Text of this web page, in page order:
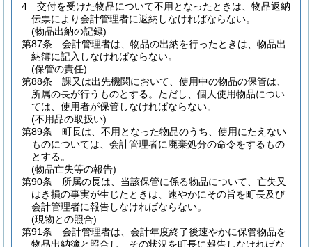
4
交付を受けた物品について不用となったときは、物品返納
伝票により会計管理者に返納しなければならない。
(物品出納の記録)
第87条
会計管理者は、物品の出納を行ったときは、物品出
納簿に記入しなければならない。
(保管の責任)
第88条
課又は出先機関において、使用中の物品の保管は、
所属の長が行うものとする。 ただし、個人使用物品につい
ては、使用者が保管しなければならない。
(不用品の取扱い)
第89条
町長は、不用となった物品のうち、使用にたえない
ものについては、会計管理者に廃棄処分の命令をするもの
とする。
(物品亡失等の報告)
第90条
所属の長は、当該保管に係る物品について、亡失又
はき損の事実が生じたときは、速やかにその旨を町長及び
会計管理者に報告しなければならない。
(現物との照合)
第91条
会計管理者は、会計年度終了後速やかに保管物品を
物品出納簿と照合し、その状況を町長に報告しなければな